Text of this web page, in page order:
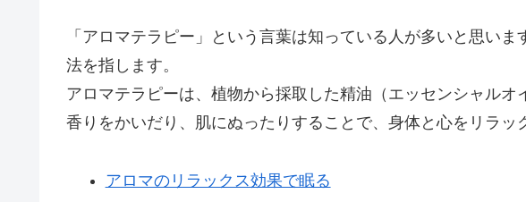
「アロマテラピー」という言葉は知っている人が多いと思い
法を指します。
アロマテラピーは、植物から採取した精油（エッセンシャルオ
香りをかいだり、肌にぬったりすることで、身体と心をリラッ
アロマのリラックス効果で眠る